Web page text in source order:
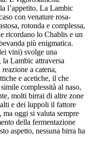
l’appetito. La Lambic
con venature rosa-
rotonda e complessa,
ricordano lo Chablis e un
più enigmatica.
vini) svolge una
la Lambic attraversa
a catena,
e acetiche, il che
complessità al naso,
molti birrai di altre zone
e dei luppoli il fattore
oggi si valuta sempre
della fermentazione
aspetto, nessuna birra ha